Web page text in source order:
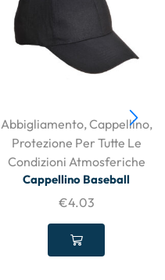
Abbigliamento,Cappellino,
Protezione Per Tutte Le
Condizioni Atmosferiche
Cappellino Baseball
€4.03